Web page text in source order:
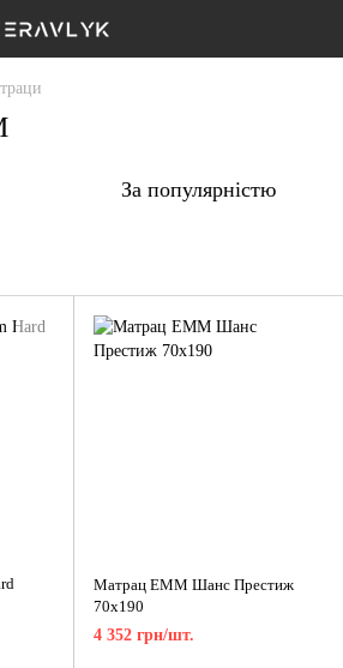
За популярністю
Матрац ЕММ Шанс Престиж
70x190
4 352 грн/шт.